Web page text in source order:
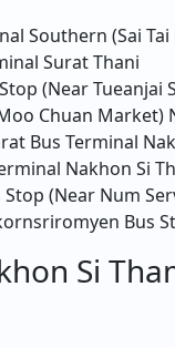
Southern (Sai Tai
Surat Thani
(Near Tueanjai
Chuan Market)
Bus Terminal
Nakhon Si
(Near Num
Bus
Si